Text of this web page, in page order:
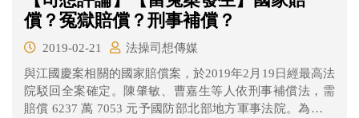
償？冤獄賠償？刑事補償？
2019-02-21
法操司想傳媒
與江國慶案相關的國家賠償案，於2019年2月19日經最高法
院駁回全案確定。陳肇敏、曹嘉生等人依刑事補償法，需
賠償 6237 萬 7053 元予國防部北部地方軍事法院。為什麼